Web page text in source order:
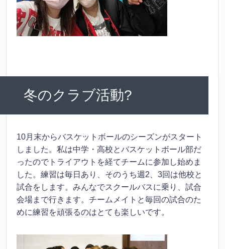
冬のクラブ活動?
10月末からバスケットボールのシーズンがスタート
しました。私は中学・高校とバスケットボール部だ
ったのでトライアウトを経てチームに参加し始めま
した。練習は毎日あり、そのうち週2、3回は他校と
試合をします。みんなでスクールバスに乗り、試合
会場まで行きます。チームメイトと毎回の試合のた
めに練習を頑張るのはとても楽しいです。